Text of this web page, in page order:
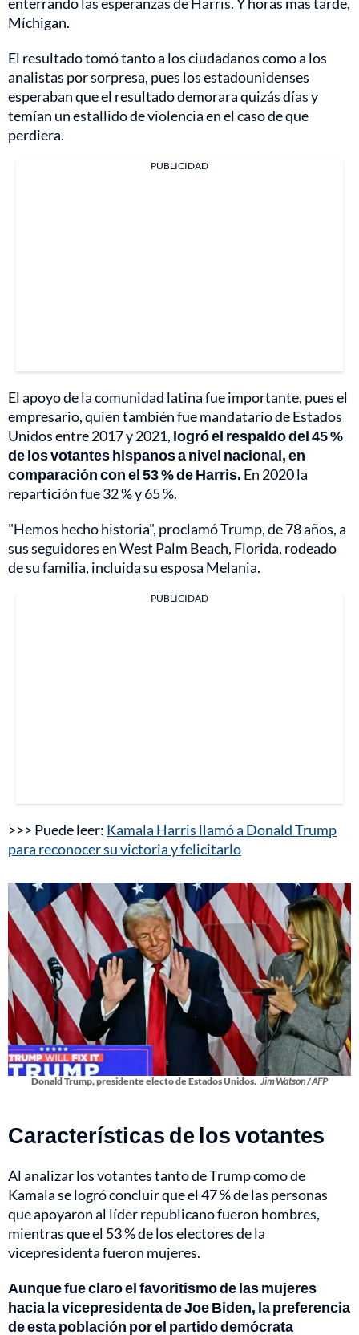
Míchigan.
El resultado tomó tanto a los ciudadanos como a los
analistas por sorpresa, pues los estadounidenses
esperaban que el resultado demorara quizás días y
temían un estallido de violencia en el caso de que
perdiera.
PUBLICIDAD
El apoyo de la comunidad latina fue importante, pues el
empresario, quien también fue mandatario de Estados
Unidos entre 2017 y 2021, logró el respaldo del 45 %
de los votantes hispanos a nivel nacional, en
comparación con el 53 % de Harris. En 2020 la
repartición fue 32 % y 65 %.
"Hemos hecho historia", proclamó Trump, de 78 años, a
sus seguidores en West Palm Beach, Florida, rodeado
de su familia, incluida su esposa Melania.
PUBLICIDAD
>>> Puede leer: Kamala Harris llamó a Donald Trump
para reconocer su victoria y felicitarlo
Donald Trump, presidente electo de Estados Unidos. Jim Watson / AFP
Características de los votantes
Al analizar los votantes tanto de Trump como de
Kamala se logró concluir que el 47 % de las personas
que apoyaron al líder republicano fueron hombres,
mientras que el 53 % de los electores de la
vicepresidenta fueron mujeres.
Aunque fue claro el favoritismo de las mujeres
hacia la vicepresidenta de Joe Biden, la preferencia
de esta población por el partido demócrata